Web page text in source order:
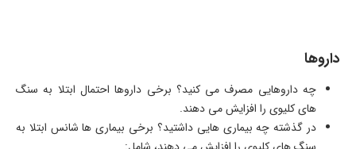
داروها
چه داروهایی مصرف می کنید؟ برخی داروها احتمال ابتلا به سنگ
های کلیوی را افزایش می دهند.
در گذشته چه بیماری هایی داشتید؟ برخی بیماری ها شانس ابتلا به